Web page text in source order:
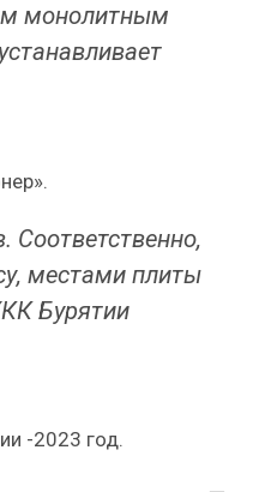
монолитным
Соответственно,
местами плиты
Бурятии
-2023 год.